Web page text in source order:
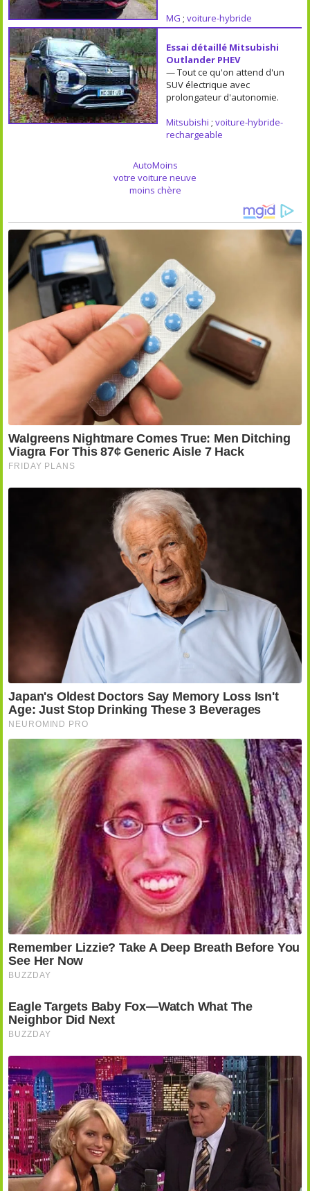
MG ; voiture-hybride
Essai détaillé Mitsubishi
Outlander PHEV
— Tout ce qu'on attend d'un
SUV électrique avec
prolongateur d'autonomie.
Mitsubishi ; voiture-hybride-
rechargeable
AutoMoins
votre voiture neuve
moins chère